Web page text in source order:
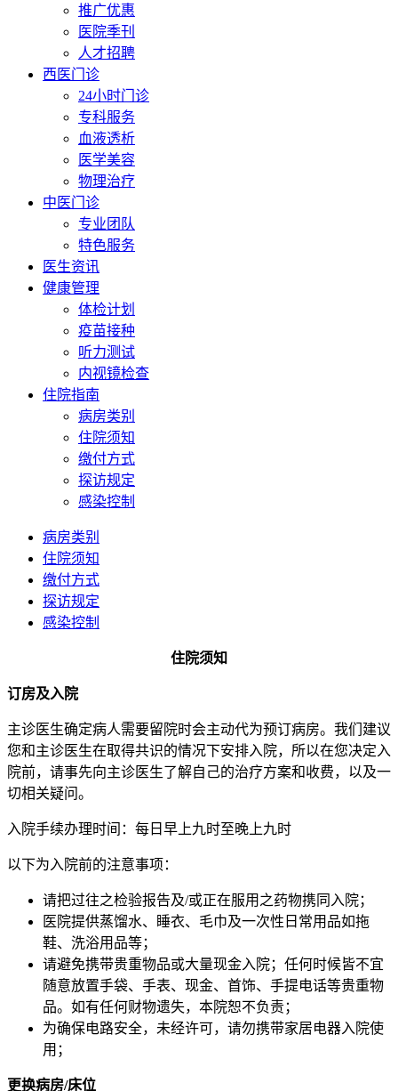
推广优惠
医院季刊
人才招聘
西医门诊
24小时门诊
专科服务
血液透析
医学美容
物理治疗
中医门诊
专业团队
特色服务
医生资讯
健康管理
体检计划
疫苗接种
听力测试
内视镜检查
住院指南
病房类别
住院须知
缴付方式
探访规定
感染控制
病房类别
住院须知
缴付方式
探访规定
感染控制
住院须知
订房及入院
主诊医生确定病人需要留院时会主动代为预订病房。我们建议
您和主诊医生在取得共识的情况下安排入院，所以在您决定入
院前，请事先向主诊医生了解自己的治疗方案和收费，以及一
切相关疑问。
入院手续办理时间：每日早上九时至晚上九时
以下为入院前的注意事项：
请把过往之检验报告及/或正在服用之药物携同入院；
医院提供蒸馏水、睡衣、毛巾及一次性日常用品如拖
鞋、洗浴用品等；
请避免携带贵重物品或大量现金入院；任何时候皆不宜
随意放置手袋、手表、现金、首饰、手提电话等贵重物
品。如有任何财物遗失，本院恕不负责；
为确保电路安全，未经许可，请勿携带家居电器入院使
用；
更换病房/床位